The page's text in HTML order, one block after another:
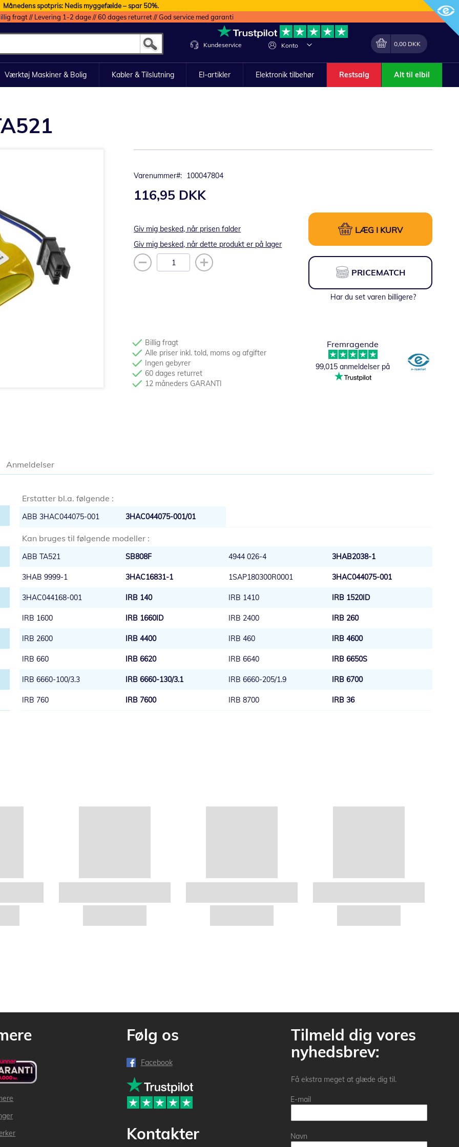
Månedens spotpris: Nedis myggefælde – spar 50%.
fragt // Levering 1-2 dage // 60 dages returret // God service med garanti
Konto
Lave
Min indkøbskurv
0,00 DKK
Kundeservice
Værktøj Maskiner & Bolig Kabler & Tilslutning El-artikler Elektronik tilbehør Restsalg Alt til elbil
Varenummer 100047804
116,95 DKK
Giv mig besked, når prisen falder
Giv mig besked, når dette produkt er på lager
LÆG I KURV
PRICEMATCH
Har du set varen billigere?
Billig fragt
Alle priser inkl. told, moms og afgifter
Ingen gebyrer
60 dages returret
12 måneders GARANTI
Fremragende
99,015 anmeldelser på
Erstatter bl.a. følgende :
ABB 3HAC044075-001 3HAC044075-001/01
Kan bruges til følgende modeller :
ABB TA521 SB808F 4944 026-4 3HAB2038-1
3HAB 9999-1 3HAC16831-1 1SAP180300R0001 3HAC044075-001
3HAC044168-001 IRB 140 IRB 1410 IRB 1520ID
IRB 1600 IRB 1660ID IRB 2400 IRB 260
IRB 2600 IRB 4400 IRB 460 IRB 4600
IRB 660 IRB 6620 IRB 6640 IRB 6650S
IRB 6660-100/3.3 IRB 6660-130/3.1 IRB 6660-205/1.9 IRB 6700
IRB 760 IRB 7600 IRB 8700 IRB 36
Anmeldelser
Følg os
Facebook
Kontakter
Tilmeld dig vores
nyhedsbrev:
Få ekstra meget at glæde dig til.
E-mail
Navn